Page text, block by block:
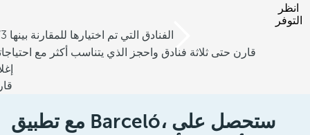
انظر
التوفر
/3 الفنادق التي تم اختيارها للمقارنة بينها
قارن حتى ثلاثة فنادق واحجز الذي يتناسب أكثر مع
مع تطبيق Barceló، ستحصل على